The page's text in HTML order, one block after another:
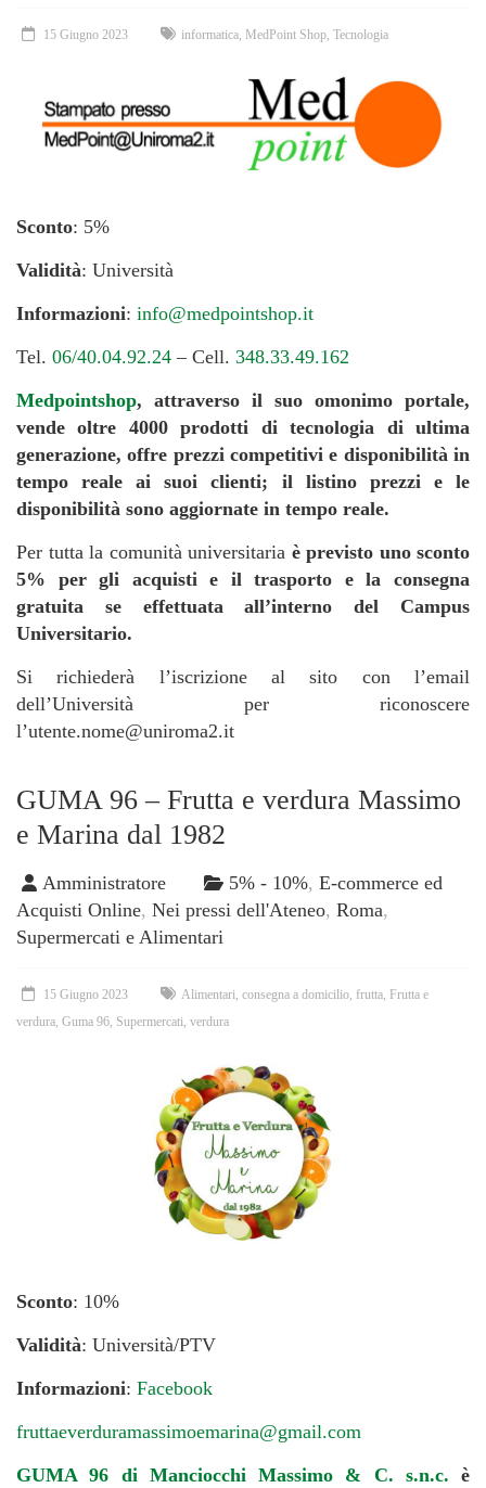
15 Giugno 2023 informatica, MedPoint Shop, Tecnologia
Sconto: 5%
Validità: Università
Informazioni: info@medpointshop.it
Tel. 06/40.04.92.24 – Cell. 348.33.49.162
Medpointshop, attraverso il suo omonimo portale,
vende oltre 4000 prodotti di tecnologia di ultima
generazione, offre prezzi competitivi e disponibilità in
tempo reale ai suoi clienti; il listino prezzi e le
disponibilità sono aggiornate in tempo reale.
Per tutta la comunità universitaria è previsto uno sconto
5% per gli acquisti e il trasporto e la consegna
gratuita se effettuata all’interno del Campus
Universitario.
Si richiederà l’iscrizione al sito con l’email
dell’Università per riconoscere
l’utente.nome@uniroma2.it
GUMA 96 – Frutta e verdura Massimo
e Marina dal 1982
Amministratore 5% - 10%, E-commerce ed
Acquisti Online, Nei pressi dell'Ateneo, Roma,
Supermercati e Alimentari
15 Giugno 2023 Alimentari, consegna a domicilio, frutta, Frutta e
verdura, Guma 96, Supermercati, verdura
Sconto: 10%
Validità: Università/PTV
Informazioni: Facebook
fruttaeverduramassimoemarina@gmail.com
GUMA 96 di Manciocchi Massimo & C. s.n.c. è